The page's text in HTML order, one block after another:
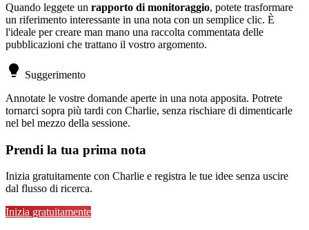
Quando leggete un rapporto di monitoraggio, potete trasformare
un riferimento interessante in una nota con un semplice clic. È
l'ideale per creare man mano una raccolta commentata delle
pubblicazioni che trattano il vostro argomento.
lightbulb Suggerimento
Annotate le vostre domande aperte in una nota apposita. Potrete
tornarci sopra più tardi con Charlie, senza rischiare di dimenticarle
nel bel mezzo della sessione.
Prendi la tua prima nota
Inizia gratuitamente con Charlie e registra le tue idee senza uscire
dal flusso di ricerca.
Inizia gratuitamente